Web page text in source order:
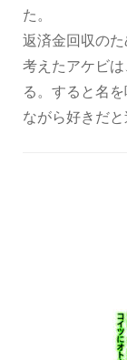
た。
返済金回収の
考えたアケビ
る。すると名
ながら好きだ